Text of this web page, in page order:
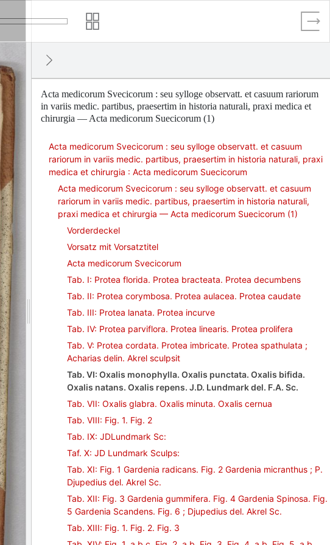
Acta medicorum Svecicorum : seu sylloge observatt. et casuum rariorum
in variis medic. partibus, praesertim in historia naturali, praxi medica et
chirurgia — Acta medicorum Suecicorum (1)
Acta medicorum Svecicorum : seu sylloge observatt. et casuum
rariorum in variis medic. partibus, praesertim in historia naturali, praxi
medica et chirurgia : Acta medicorum Suecicorum
Acta medicorum Svecicorum : seu sylloge observatt. et casuum
rariorum in variis medic. partibus, praesertim in historia naturali,
praxi medica et chirurgia — Acta medicorum Suecicorum (1)
Vorderdeckel
Vorsatz mit Vorsatztitel
Acta medicorum Svecicorum
Tab. I: Protea florida. Protea bracteata. Protea decumbens
Tab. II: Protea corymbosa. Protea aulacea. Protea caudate
Tab. III: Protea lanata. Protea incurve
Tab. IV: Protea parviflora. Protea linearis. Protea prolifera
Tab. V: Protea cordata. Protea imbricate. Protea spathulata ;
Acharias delin. Akrel sculpsit
Tab. VI: Oxalis monophylla. Oxalis punctata. Oxalis bifida.
Oxalis natans. Oxalis repens. J.D. Lundmark del. F.A. Sc.
Tab. VII: Oxalis glabra. Oxalis minuta. Oxalis cernua
Tab. VIII: Fig. 1. Fig. 2
Tab. IX: JDLundmark Sc:
Taf. X: JD Lundmark Sculps:
Tab. XI: Fig. 1 Gardenia radicans. Fig. 2 Gardenia micranthus ; P.
Djupedius del. Akrel Sc.
Tab. XII: Fig. 3 Gardenia gummifera. Fig. 4 Gardenia Spinosa. Fig.
5 Gardenia Scandens. Fig. 6 ; Djupedius del. Akrel Sc.
Tab. XIII: Fig. 1. Fig. 2. Fig. 3